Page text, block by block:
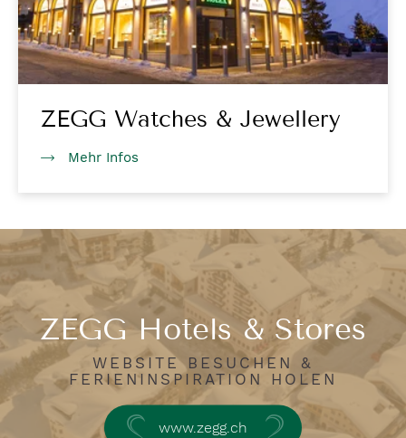
ZEGG Watches & Jewellery
Mehr Infos
ZEGG Hotels & Stores
WEBSITE BESUCHEN &
FERIENINSPIRATION HOLEN
www.zegg.ch